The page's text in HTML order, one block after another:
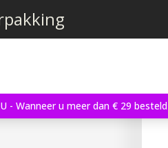
- Wanneer u meer dan € 29 besteld